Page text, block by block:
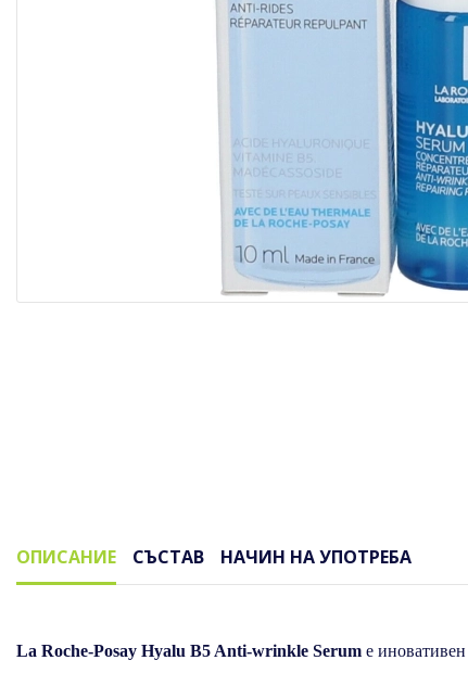
ОПИСАНИЕ СЪСТАВ НАЧИН НА УПОТРЕБА
La Roche-Posay Hyalu B5 Anti-wrinkle Serum е